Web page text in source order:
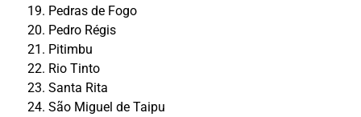
Pedras de Fogo
Pedro Régis
Pitimbu
Rio Tinto
Santa Rita
São Miguel de Taipu